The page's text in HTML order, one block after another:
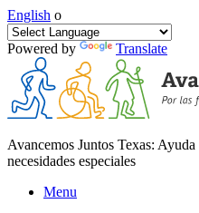
English o
Powered by Translate
Avancemos Juntos Texas:
necesidades especiales
Menu